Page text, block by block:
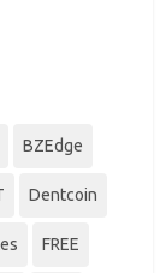
BZEdge
Dentcoin
FREE